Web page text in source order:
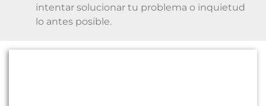
intentar solucionar tu problema o inquietud
lo antes posible.